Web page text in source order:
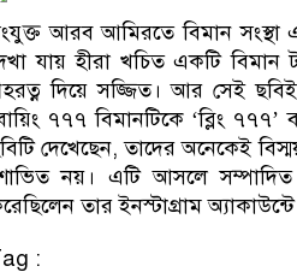
আরব আমিরতে বিমান সংস্থা
যায় হীরা খচিত একটি বিমান
দিয়ে সজ্জিত। আর সেই
৭৭৭ বিমানটিকে ‘ব্লিং
দেখেছেন, তাদের অনেকেই
নয়। এটি আসলে
তার ইনস্টাগ্রাম
: